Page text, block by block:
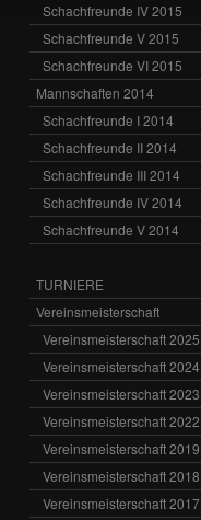
Schachfreunde IV 2015
Schachfreunde V 2015
Schachfreunde VI 2015
Mannschaften 2014
Schachfreunde I 2014
Schachfreunde II 2014
Schachfreunde III 2014
Schachfreunde IV 2014
Schachfreunde V 2014
TURNIERE
Vereinsmeisterschaft
Vereinsmeisterschaft 2025
Vereinsmeisterschaft 2024
Vereinsmeisterschaft 2023
Vereinsmeisterschaft 2022
Vereinsmeisterschaft 2019
Vereinsmeisterschaft 2018
Vereinsmeisterschaft 2017